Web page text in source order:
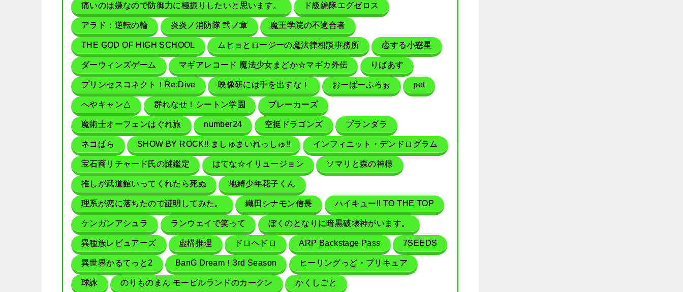
痛いのは嫌なので防御力に極振りしたいと思います。 ド級編隊エグゼロス
アラド：逆転の輪 炎炎ノ消防隊 弐ノ章 魔王学院の不適合者
THE GOD OF HIGH SCHOOL ムヒョとロージーの魔法律相談事務所 恋する小惑星
ダーウィンズゲーム マギアレコード 魔法少女まどか☆マギカ外伝 りばあす
プリンセスコネクト！Re:Dive 映像研には手を出すな！ おーばーふろぉ pet
へやキャン△ 群れなせ！シートン学園 ブレーカーズ
魔術士オーフェンはぐれ旅 number24 空挺ドラゴンズ プランダラ
ネコぱら SHOW BY ROCK!! ましゅまいれっしゅ!! インフィニット・デンドログラム
宝石商リチャード氏の謎鑑定 はてな☆イリュージョン ソマリと森の神様
推しが武道館いってくれたら死ぬ 地縛少年花子くん
理系が恋に落ちたので証明してみた。 織田シナモン信長 ハイキュー!! TO THE TOP
ケンガンアシュラ ランウェイで笑って ぼくのとなりに暗黒破壊神がいます。
異種族レビュアーズ 虚構推理 ドロヘドロ ARP Backstage Pass 7SEEDS
異世界かるてっと2 BanG Dream！3rd Season ヒーリングっど・プリキュア
球詠 のりものまん モービルランドのカークン かくしごと